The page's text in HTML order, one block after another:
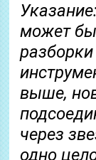
может
выше,
через
одно